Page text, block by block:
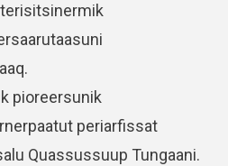
pioreersunik
periarfissat
Quassussuup Tungaani.